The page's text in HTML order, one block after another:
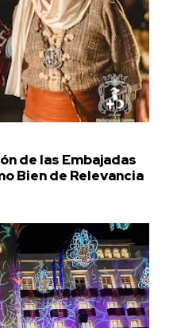
de las Embajadas
Bien de Relevancia